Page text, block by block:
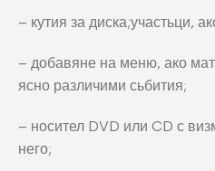
– кутия за диска;участьци,
– добавяне на меню, ако
ясно различими сьбития;
– носител DVD или CD с
него;